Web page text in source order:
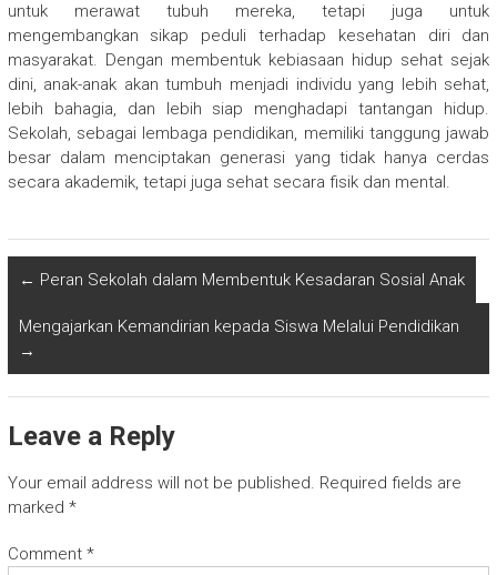
untuk merawat tubuh mereka, tetapi juga untuk
mengembangkan sikap peduli terhadap kesehatan diri dan
masyarakat. Dengan membentuk kebiasaan hidup sehat sejak
dini, anak-anak akan tumbuh menjadi individu yang lebih sehat,
lebih bahagia, dan lebih siap menghadapi tantangan hidup.
Sekolah, sebagai lembaga pendidikan, memiliki tanggung jawab
besar dalam menciptakan generasi yang tidak hanya cerdas
secara akademik, tetapi juga sehat secara fisik dan mental.
← Peran Sekolah dalam Membentuk Kesadaran Sosial Anak
Mengajarkan Kemandirian kepada Siswa Melalui Pendidikan
→
Leave a Reply
Your email address will not be published. Required fields are
marked *
Comment *